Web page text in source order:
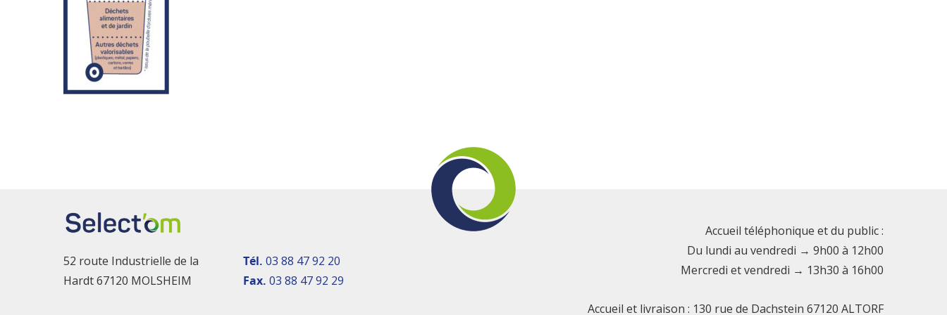
52 route Industrielle de la
Hardt 67120 MOLSHEIM
Tél. 03 88 47 92 20
Fax. 03 88 47 92 29
Accueil téléphonique et du public :
Du lundi au vendredi → 9h00 à 12h00
Mercredi et vendredi → 13h30 à 16h00
Accueil et livraison : 130 rue de Dachstein 67120 ALTORF